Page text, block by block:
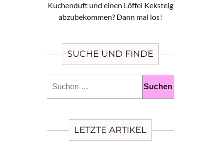
Kuchenduft und einen Löffel Keksteig
abzubekommen? Dann mal los!
SUCHE UND FINDE
nach:
LETZTE ARTIKEL